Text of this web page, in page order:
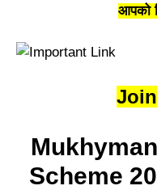
आपको
Scheme